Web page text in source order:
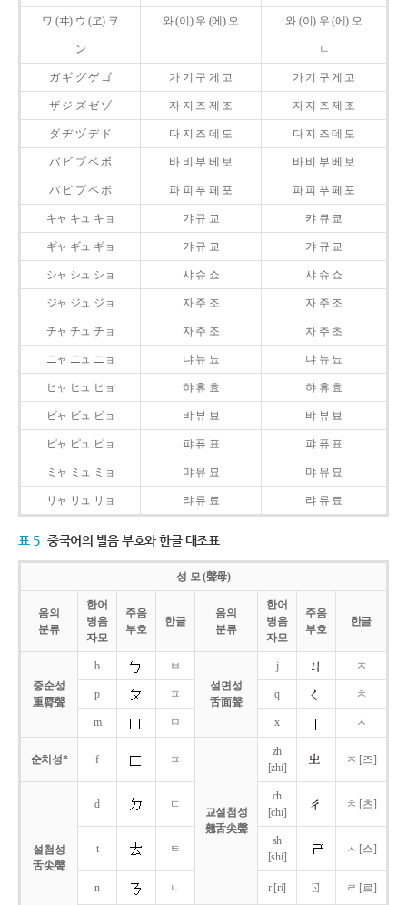
ワ (ヰ) ウ (ヱ) ヲ 와 (이) 우 (에) 오 와 (이) 우 (에) 오
ン ㄴ
ガ ギ グ ゲ ゴ 가 기 구 게 고 가 기 구 게 고
ザ ジ ズ ゼ ゾ 자 지 즈 제 조 자 지 즈 제 조
ダ ヂ ヅ デ ド 다 지 즈 데 도 다 지 즈 데 도
バ ビ ブ ベ ボ 바 비 부 베 보 바 비 부 베 보
パ ピ プ ペ ポ 파 피 푸 페 포 파 피 푸 페 포
キャ キュ キョ 갸 규 교 캬 큐 쿄
ギャ ギュ ギョ 갸 규 교 갸 규 교
シャ シュ ショ 샤 슈 쇼 샤 슈 쇼
ジャ ジュ ジョ 자 주 조 자 주 조
チャ チュ チョ 자 주 조 차 추 초
ニャ ニュ ニョ 냐 뉴 뇨 냐 뉴 뇨
ヒャ ヒュ ヒョ 햐 휴 효 햐 휴 효
ビャ ビュ ビョ 뱌 뷰 뵤 뱌 뷰 뵤
ピャ ピュ ピョ 퍄 퓨 표 퍄 퓨 표
ミャ ミュ ミョ 먀 뮤 묘 먀 뮤 묘
リャ リュ リョ 랴 류 료 랴 류 료
표 5 중국어의 발음 부호와 한글 대조표
성 모 (聲母)
음의
분류
한어
병음
자모
주음
부호
한글
음의
분류
한어
병음
자모
주음
부호
한글
중순성
重脣聲
b
ㅂ
설면성
舌面聲
j ㅈ
p ㅍ q ㅊ
m ㅁ x ㅅ
순치성* f ㅍ
교설첨성
翹舌尖聲
zh
[zhi]
ㅈ [즈]
설첨성
舌尖聲
d ㄷ
ch
[chi]
ㅊ [츠]
t ㅌ
sh
[shi]
ㅅ [스]
n ㄴ r [ri] ㄖ ㄹ [르]